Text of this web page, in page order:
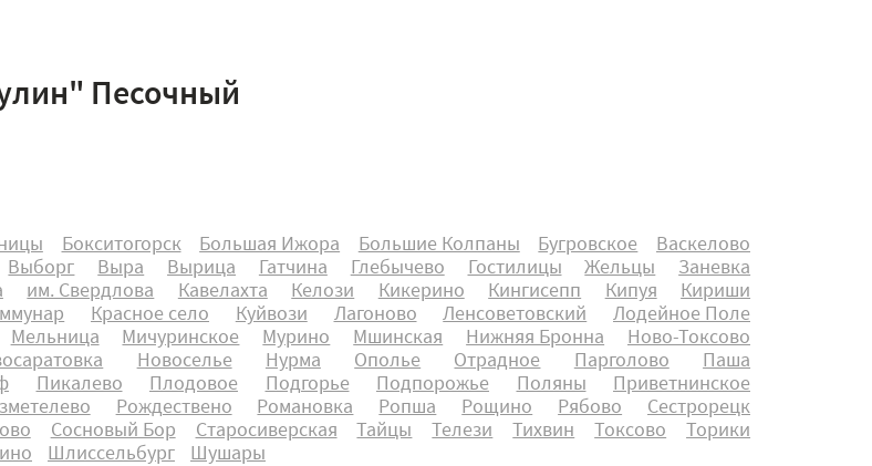
Песочный
Бокситогорск Большая Ижора Большие Колпаны Бугровское
Васкелово
Выборг Выра Вырица Гатчина Глебычево Гостилицы Жельцы
Заневка
им. Свердлова Кавелахта Келози Кикерино Кингисепп Кипуя
Кириши
Красное село Куйвози Лагоново Ленсоветовский
Лодейное Поле
Мельница Мичуринское Мурино Мшинская Нижняя Бронна
Ново-Токсово
Новоселье Нурма Ополье Отрадное Парголово
Паша
Пикалево Плодовое Подгорье Подпорожье Поляны
Приветнинское
Рождествено Романовка Ропша Рощино Рябово
Сестрорецк
Сосновый Бор Старосиверская Тайцы Телези Тихвин Токсово
Торики
Шлиссельбург Шушары